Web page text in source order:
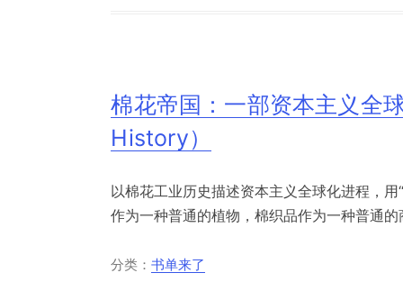
棉花帝国：一部资本主义全
History）
以棉花工业历史描述资本主义全球化进程，
作为一种普通的植物，棉织品作为一种普通
分类：书单来了